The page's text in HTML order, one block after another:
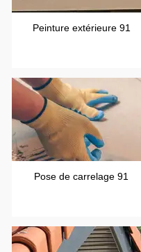
Peinture extérieure 91
Pose de carrelage 91